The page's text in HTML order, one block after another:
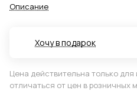
Описание
Хочу в подарок
Цена действительна только
отличаться от цен в розничных